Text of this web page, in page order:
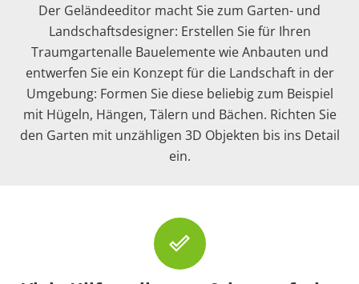
Der Geländeeditor macht Sie zum Garten- und
Landschaftsdesigner: Erstellen Sie für Ihren
Traumgartenalle Bauelemente wie Anbauten und
entwerfen Sie ein Konzept für die Landschaft in der
Umgebung: Formen Sie diese beliebig zum Beispiel
mit Hügeln, Hängen, Tälern und Bächen. Richten Sie
den Garten mit unzähligen 3D Objekten bis ins Detail
ein.
done_outline